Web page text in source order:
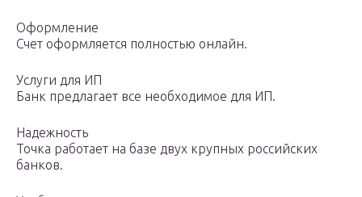
Оформление
Счет оформляется полностью онлайн.
Услуги для ИП
Банк предлагает все необходимое для ИП.
Надежность
Точка работает на базе двух крупных российских
банков.